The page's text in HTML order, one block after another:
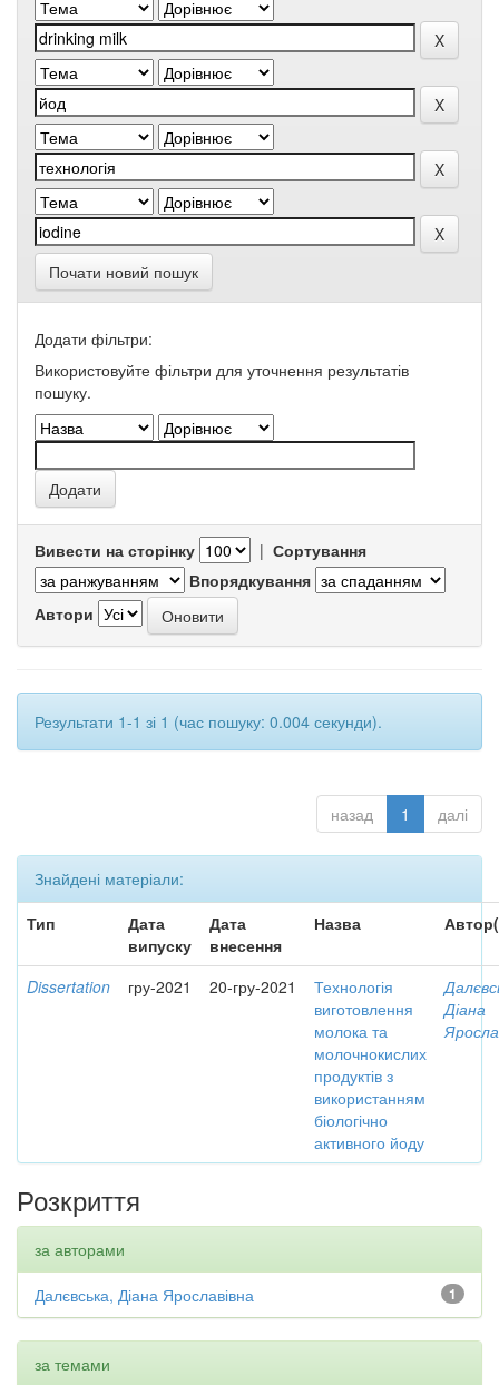
Почати новий пошук
Додати фільтри:
Використовуйте фільтри для уточнення результатів
пошуку.
Вивести на сторінку | Сортування
Впорядкування
Автори
Результати 1-1 зі 1 (час пошуку: 0.004 секунди).
назад 1 далі
Знайдені матеріали:
Тип
Дата
випуску
Дата
внесення
Назва
Dissertation гру-2021 20-гру-2021
Технологія
виготовлення
молока та
молочнокислих
продуктів з
використанням
біологічно
активного йоду
Діана
Розкриття
за авторами
1
Далєвська, Діана Ярославівна
за темами